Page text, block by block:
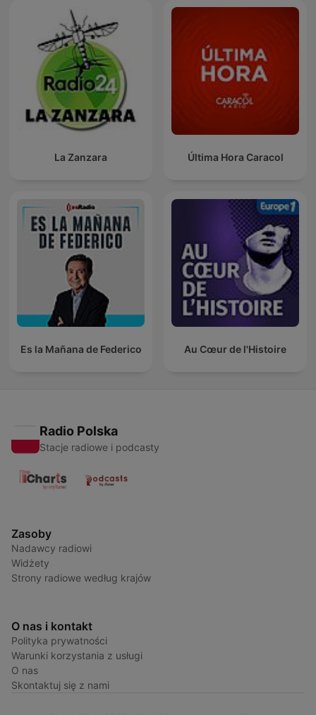
La Zanzara Última Hora Caracol
Es la Mañana de Federico Au Cœur de l'Histoire
Radio Polska
Stacje radiowe i podcasty
Zasoby
Nadawcy radiowi
Widżety
Strony radiowe według krajów
O nas i kontakt
Polityka prywatności
Warunki korzystania z usługi
O nas
Skontaktuj się z nami